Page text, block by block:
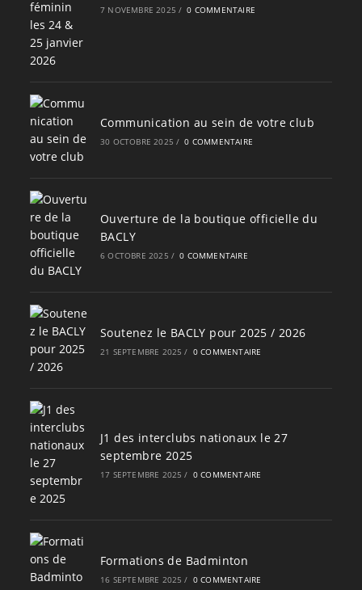
7 NOVEMBRE 2025 / 0 COMMENTAIRE
Communication au sein de votre club
30 OCTOBRE 2025 / 0 COMMENTAIRE
Ouverture de la boutique officielle du
BACLY
6 OCTOBRE 2025 / 0 COMMENTAIRE
Soutenez le BACLY pour 2025 / 2026
21 SEPTEMBRE 2025 / 0 COMMENTAIRE
J1 des interclubs nationaux le 27
septembre 2025
17 SEPTEMBRE 2025 / 0 COMMENTAIRE
Formations de Badminton
16 SEPTEMBRE 2025 / 0 COMMENTAIRE